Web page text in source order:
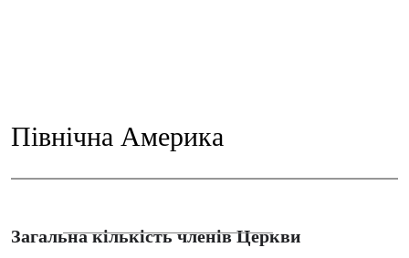
Північна Америка
Загальна кількість членів Церкви